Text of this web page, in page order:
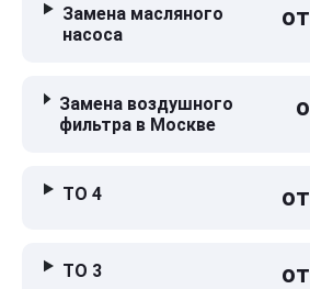
Замена масляного
насоса
Замена воздушного
фильтра в Москве
ТО 4
ТО 3